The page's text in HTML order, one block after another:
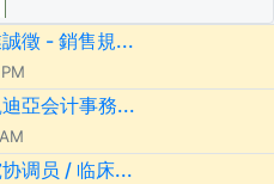
誠徵 - 銷售規...
迪亞会计事務...
协调员 / 临床...